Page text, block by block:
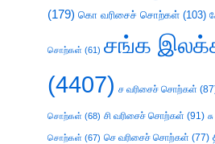
(179) கொ வரிசைச் சொற்கள் (103)
சொற்கள் (61) சங்க
(4407) ச வரிசைச் சொற்கள்
சொற்கள் (68) சி வரிசைச் சொற்கள் (91)
சொற்கள் (67) செ வரிசைச் சொற்கள் (77)